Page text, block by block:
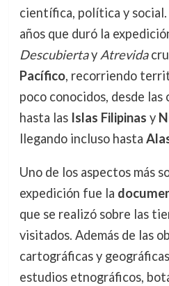
científica, política y
años que duró la
Descubiertay Atrevida
Pacífico, recorriendo
poco conocidos, desde las
hasta las Islas Filipinas y
llegando incluso hasta
Uno de los aspectos más
expedición fue la
que se realizó sobre las
visitados. Además de las
cartográficas y
estudios etnográficos,